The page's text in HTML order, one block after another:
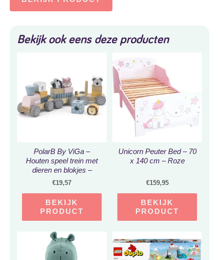
Bekijk ook eens deze producten
PolarB By ViGa –
Houten speel trein met
dieren en blokjes –
Motoriek **Cadeau Tip**
€19,57
BEKIJK
PRODUCT
Unicorn Peuter Bed – 70
x 140 cm – Roze
€159,95
BEKIJK
PRODUCT